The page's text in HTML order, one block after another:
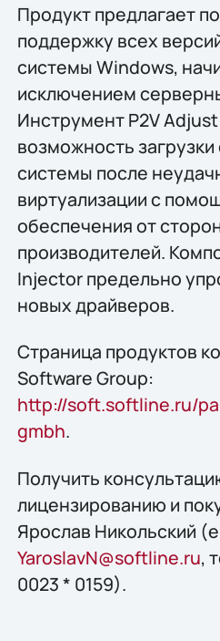
Продукт предлагает
поддержку всех
системы Windows,
исключением
Инструмент P2V
возможность
системы после
виртуализации с
обеспечения от
производителей.
Injector предельно
новых драйверов.
Страница продуктов
Software Group:
http://soft.softline.ru/
gmbh.
Получить
лицензированию и
Ярослав Никольский
YaroslavN@softline.ru,
0023 * 0159).